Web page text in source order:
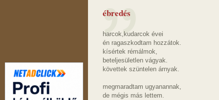
ébredés
harcok,kudarcok évei
én ragaszkodtam hozzátok.
kísértek rémálmok,
beteljesületlen vágyak.
követtek szüntelen árnyak.
megmaradtam ugyanannak,
de mégis más lettem.